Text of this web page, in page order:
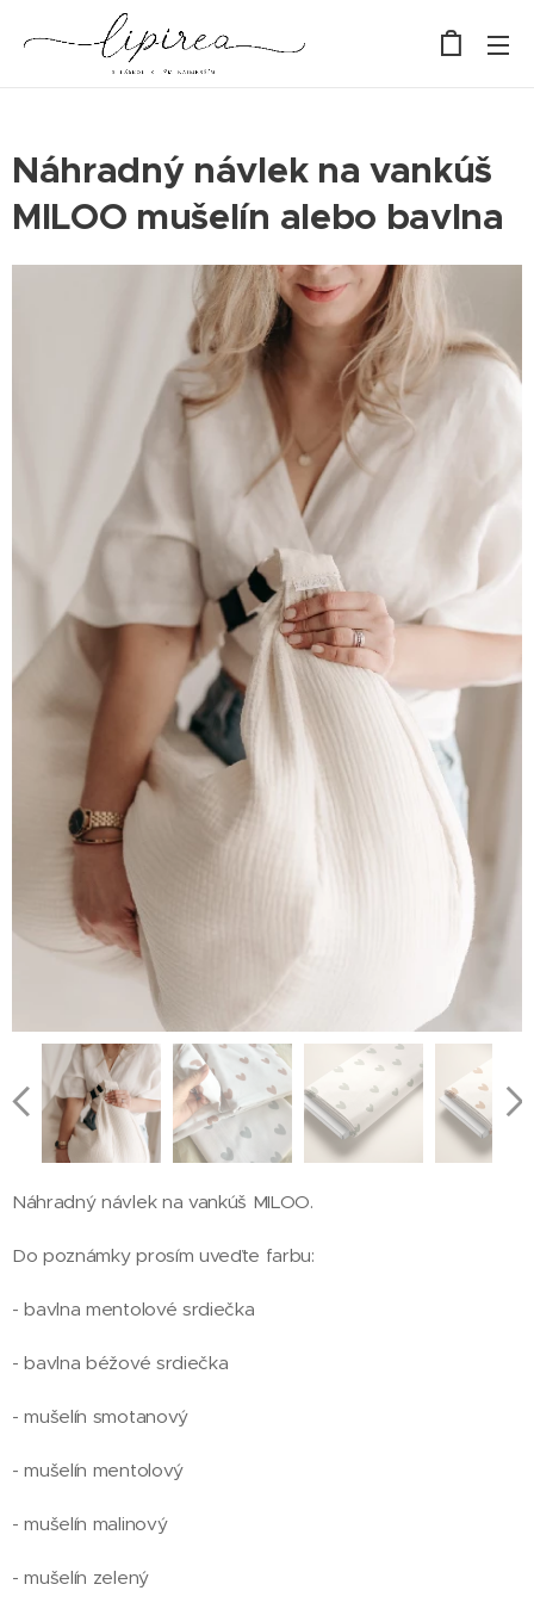
Náhradný návlek na vankúš
MILOO mušelín alebo bavlna
Náhradný návlek na vankúš MILOO.
Do poznámky prosím uveďte farbu:
- bavlna mentolové srdiečka
- bavlna béžové srdiečka
- mušelín smotanový
- mušelín mentolový
- mušelín malinový
- mušelín zelený